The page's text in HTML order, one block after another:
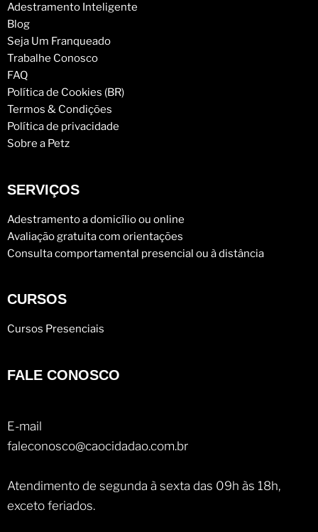
Adestramento Inteligente
Blog
Seja Um Franqueado
Trabalhe Conosco
FAQ
Política de Cookies (BR)
Termos & Condições
Política de privacidade
Sobre a Petz
SERVIÇOS
Adestramento a domicílio ou online
Avaliação gratuita com orientações
Consulta comportamental presencial ou à distância
CURSOS
Cursos Presenciais
FALE CONOSCO
E-mail
faleconosco@caocidadao.com.br
Atendimento de segunda à sexta das 09h às 18h,
exceto feriados.